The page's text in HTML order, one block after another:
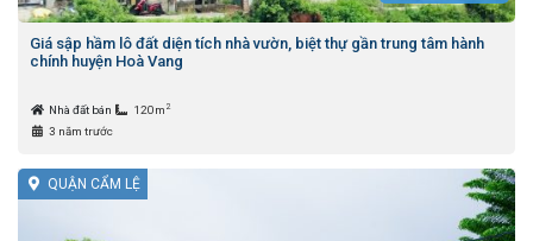
Giá sập hầm lô đất diện tích nhà vườn, biệt thự gần trung tâm hành
chính huyện Hoà Vang
Nhà đất bán 120m 2
3 năm trước
QUẬN CẨM LỆ